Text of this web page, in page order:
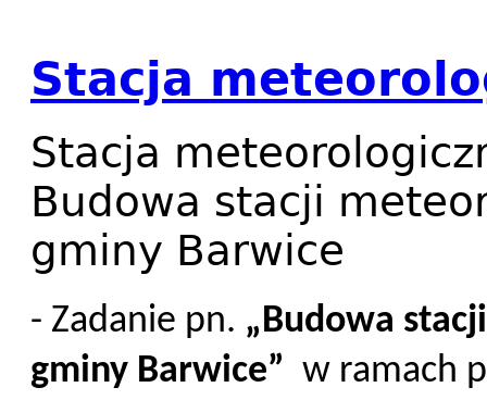
Stacja
Stacja
Budowa stacji
gminy Barwice
- Zadanie pn. „Budowa
gminy Barwice” w ramach